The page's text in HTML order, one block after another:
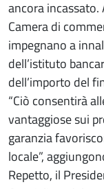
ancora
Camera di
impegnano a
dell’istituto
dell’importo del
“Ciò consentirà
vantaggiose sui
garanzia
locale”,
Repetto, il